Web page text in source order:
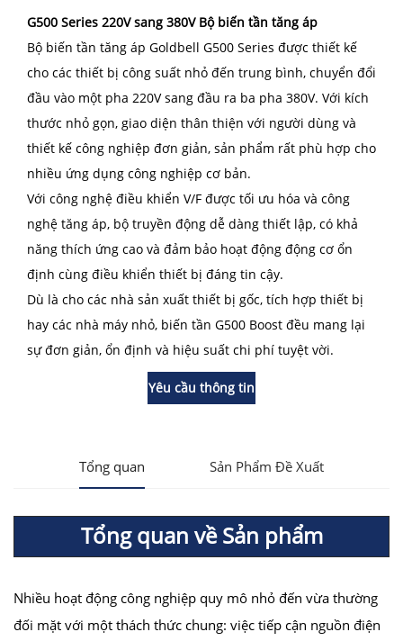
G500 Series 220V sang 380V Bộ biến tần tăng áp
Bộ biến tần tăng áp Goldbell G500 Series được thiết kế
cho các thiết bị công suất nhỏ đến trung bình, chuyển đổi
đầu vào một pha 220V sang đầu ra ba pha 380V. Với kích
thước nhỏ gọn, giao diện thân thiện với người dùng và
thiết kế công nghiệp đơn giản, sản phẩm rất phù hợp cho
nhiều ứng dụng công nghiệp cơ bản.
Với công nghệ điều khiển V/F được tối ưu hóa và công
nghệ tăng áp, bộ truyền động dễ dàng thiết lập, có khả
năng thích ứng cao và đảm bảo hoạt động động cơ ổn
định cùng điều khiển thiết bị đáng tin cậy.
Dù là cho các nhà sản xuất thiết bị gốc, tích hợp thiết bị
hay các nhà máy nhỏ, biến tần G500 Boost đều mang lại
sự đơn giản, ổn định và hiệu suất chi phí tuyệt vời.
Yêu cầu thông tin
Tổng quan Sản Phẩm Đề Xuất
Tổng quan về Sản phẩm
Nhiều hoạt động công nghiệp quy mô nhỏ đến vừa thường
đối mặt với một thách thức chung: việc tiếp cận nguồn điện